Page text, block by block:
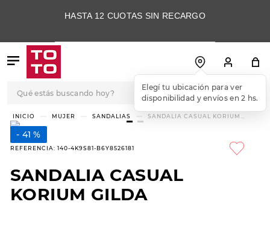
HASTA 12 CUOTAS SIN RECARGO
Elegí tu ubicación para ver
disponibilidad y envíos en 2 hs.
MUJER SANDALIAS
SANDALIA CASUAL KORIUM
41 %
REFERENCIA: 140-4K9S81-B6Y8526181
SANDALIA CASUAL
KORIUM GILDA
TÉRMINOS MÁS
BUSCADOS
3